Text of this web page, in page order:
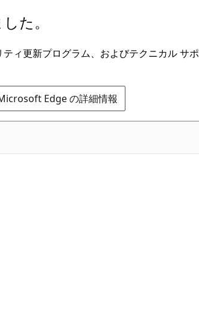
た。
ィ更新プログラム、およびテクニカル サポ
Edge の詳細情報